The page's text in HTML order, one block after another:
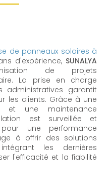
de panneaux solaires à
d'expérience, SUNALYA
de projets
La prise en charge
administratives garantit
les clients. Grâce à une
et une maintenance
est surveillée et
une performance
à offrir des solutions
les dernières
l'efficacité et la fiabilité